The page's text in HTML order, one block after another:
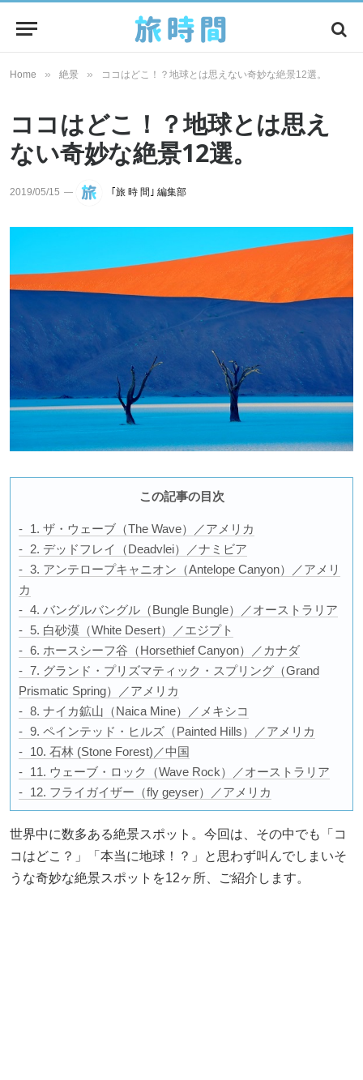
Home » 絶景 » ココはどこ！？地球とは思えない奇妙な絶景12選。
ココはどこ！？地球とは思え
ない奇妙な絶景12選。
2019/05/15 ｢旅 時 間｣ 編集部
この記事の目次
1. ザ・ウェーブ（The Wave）／アメリカ
2. デッドフレイ（Deadvlei）／ナミビア
3. アンテロープキャニオン（Antelope Canyon）／アメリ
カ
4. バングルバングル（Bungle Bungle）／オーストラリア
5. 白砂漠（White Desert）／エジプト
6. ホースシーフ谷（Horsethief Canyon）／カナダ
7. グランド・プリズマティック・スプリング（Grand
Prismatic Spring）／アメリカ
8. ナイカ鉱山（Naica Mine）／メキシコ
9. ペインテッド・ヒルズ（Painted Hills）／アメリカ
10. 石林 (Stone Forest)／中国
11. ウェーブ・ロック（Wave Rock）／オーストラリア
12. フライガイザー（fly geyser）／アメリカ
世界中に数多ある絶景スポット。今回は、その中でも「コ
コはどこ？」「本当に地球！？」と思わず叫んでしまいそ
うな奇妙な絶景スポットを12ヶ所、ご紹介します。